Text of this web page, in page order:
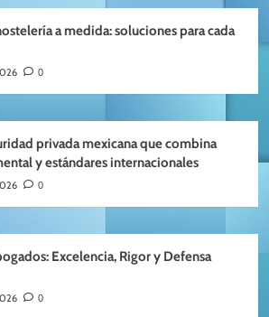
a medida: soluciones para cada
0
privada mexicana que combina
y estándares internacionales
0
Excelencia, Rigor y Defensa
0